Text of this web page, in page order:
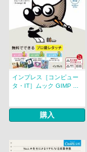
インプレス［コンピュー
タ・IT］ムック GIMP ...
購入